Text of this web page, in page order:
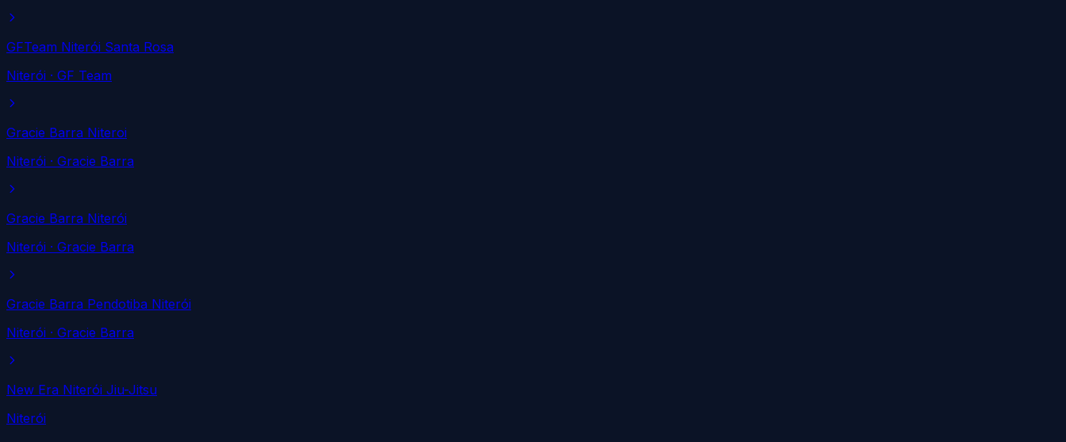
GFTeam Niterói Santa Rosa
Niterói · GF Team
Gracie Barra Niteroi
Niterói · Gracie Barra
Gracie Barra Niterói
Niterói · Gracie Barra
Gracie Barra Pendotiba Niterói
Niterói · Gracie Barra
New Era Niterói Jiu-Jitsu
Niterói